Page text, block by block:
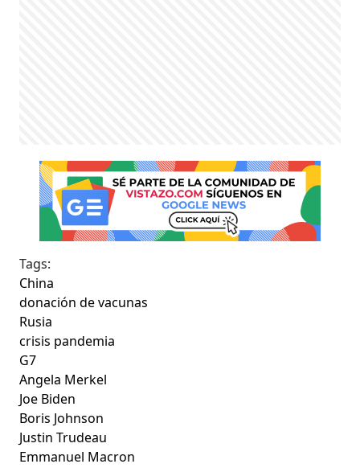
Tags:
China
donación de vacunas
Rusia
crisis pandemia
G7
Angela Merkel
Joe Biden
Boris Johnson
Justin Trudeau
Emmanuel Macron